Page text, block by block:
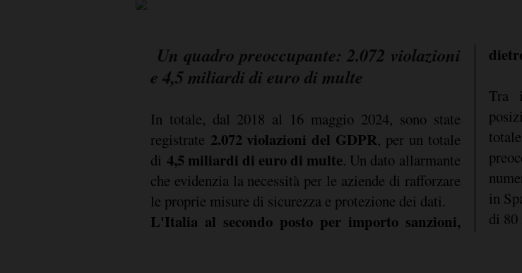
Un quadro preoccupante: 2.072 violazioni
e 4,5 miliardi di euro di multe
In totale, dal 2018 al 16 maggio 2024, sono state
registrate 2.072 violazioni del GDPR, per un totale
di 4,5 miliardi di euro di multe. Un dato allarmante
che evidenzia la necessità per le aziende di rafforzare
le proprie misure di sicurezza e protezione dei dati.
L'Italia al secondo posto per importo sanzioni,
Tra
in
di